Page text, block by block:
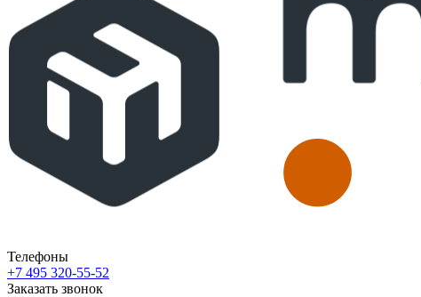
Телефоны
+7 495 320-55-52
Заказать звонок